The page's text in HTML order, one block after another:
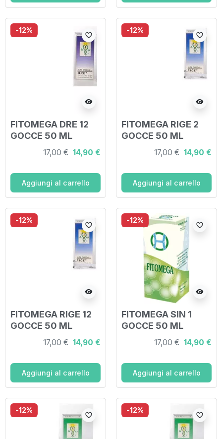
-12%
visibility
favorite_border
FITOMEGA DRE 12
GOCCE 50 ML
17,00 € 14,90 €
Aggiungi al carrello
-12%
visibility
favorite_border
FITOMEGA RIGE 2
GOCCE 50 ML
17,00 € 14,90 €
Aggiungi al carrello
-12%
visibility
favorite_border
FITOMEGA RIGE 12
GOCCE 50 ML
17,00 € 14,90 €
Aggiungi al carrello
-12%
visibility
favorite_border
FITOMEGA SIN 1
GOCCE 50 ML
17,00 € 14,90 €
Aggiungi al carrello
-12%
favorite_border
-12%
favorite_border